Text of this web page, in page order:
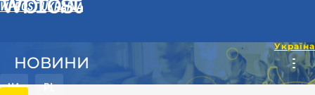
WPROST UKRAINA
UA PL
НОВИНИ